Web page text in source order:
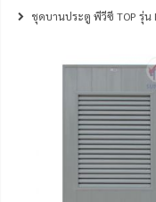
ชุดบานประตู พีวีซี TOP รุ่น